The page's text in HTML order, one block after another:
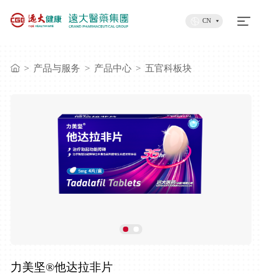
CN
> 产品与服务 > 产品中心 > 五官科板块
力美坚®他达拉非片